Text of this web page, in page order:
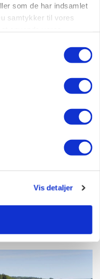
som de har indsamlet
samtykker til vores
Vis detaljer
og
Sådan
2027